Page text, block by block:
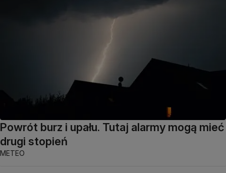
Powrót burz i upału. Tutaj alarmy mogą mieć
drugi stopień
METEO